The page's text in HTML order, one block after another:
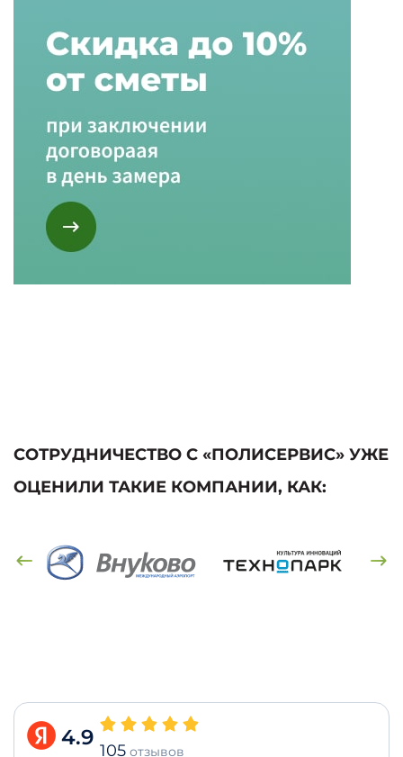
СОТРУДНИЧЕСТВО С «ПОЛИСЕРВИС» УЖЕ
ОЦЕНИЛИ ТАКИЕ КОМПАНИИ, КАК:
4.9
105 отзывов